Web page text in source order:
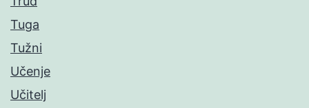
Tuga
Tužni
Učenje
Učitelj